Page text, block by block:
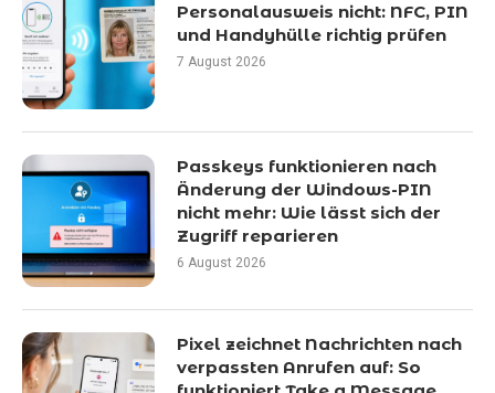
Personalausweis nicht: NFC, PIN
und Handyhülle richtig prüfen
7 August 2026
Passkeys funktionieren nach
Änderung der Windows-PIN
nicht mehr: Wie lässt sich der
Zugriff reparieren
6 August 2026
Pixel zeichnet Nachrichten nach
verpassten Anrufen auf: So